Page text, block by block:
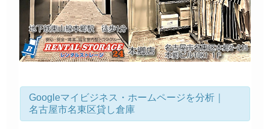
Googleマイビジネス・ホームページを分析｜
名古屋市名東区貸し倉庫